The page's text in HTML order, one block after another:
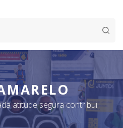
atitude segura contribui